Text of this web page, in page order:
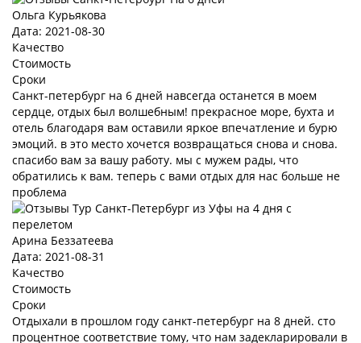
Ольга Курьякова
Дата: 2021-08-30
Качество
Стоимость
Сроки
Санкт-петербург на 6 дней навсегда останется в моем
сердце, отдых был волшебным! прекрасное море, бухта и
отель благодаря вам оставили яркое впечатление и бурю
эмоций. в это место хочется возвращаться снова и снова.
спасибо вам за вашу работу. мы с мужем рады, что
обратились к вам. теперь с вами отдых для нас больше не
проблема
Арина Беззатеева
Дата: 2021-08-31
Качество
Стоимость
Сроки
Отдыхали в прошлом году санкт-петербург на 8 дней. сто
процентное соответствие тому, что нам задекларировали в